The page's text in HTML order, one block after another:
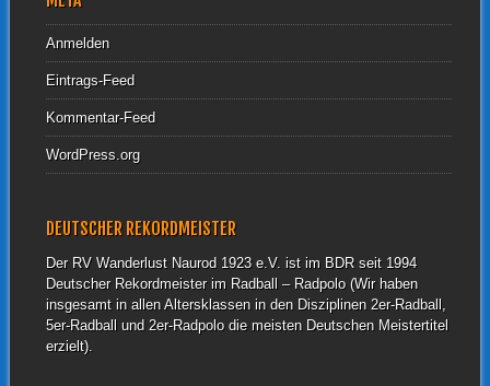
Anmelden
Eintrags-Feed
Kommentar-Feed
WordPress.org
DEUTSCHER REKORDMEISTER
Der RV Wanderlust Naurod 1923 e.V. ist im BDR seit 1994
Deutscher Rekordmeister im Radball – Radpolo (Wir haben
insgesamt in allen Altersklassen in den Disziplinen 2er-Radball,
5er-Radball und 2er-Radpolo die meisten Deutschen Meistertitel
erzielt).